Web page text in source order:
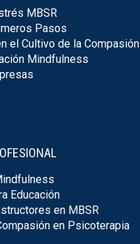
MBSR
Pasos
el Cultivo de la Compasión
Mindfulness
Educación
en MBSR
en Psicoterapia